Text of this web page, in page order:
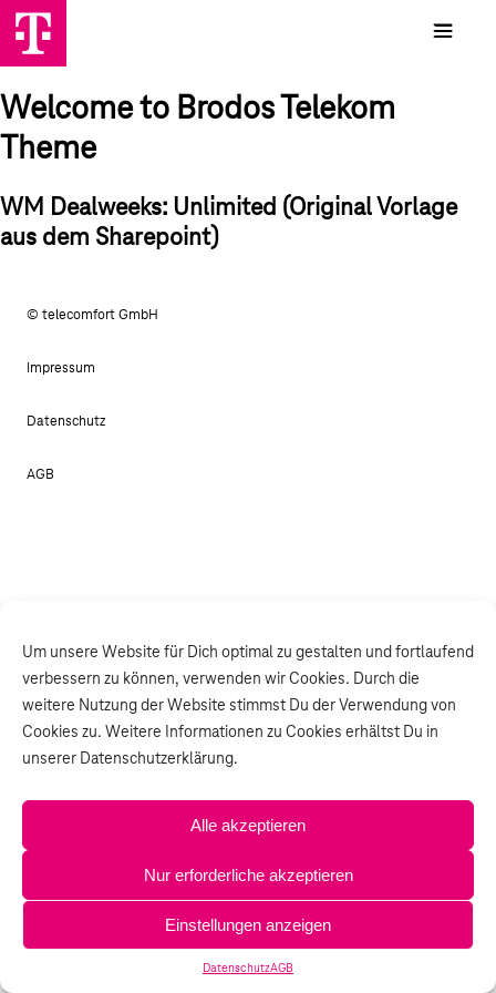
Um unsere Website für Dich optimal zu gestalten und fortlaufend
verbessern zu können, verwenden wir Cookies. Durch die
weitere Nutzung der Website stimmst Du der Verwendung von
Cookies zu. Weitere Informationen zu Cookies erhältst Du in
unserer Datenschutzerklärung.
Alle akzeptieren
Nur erforderliche akzeptieren
Einstellungen anzeigen
DatenschutzAGB
Welcome to Brodos Telekom
Theme
WM Dealweeks: Unlimited (Original Vorlage
aus dem Sharepoint)
© telecomfort GmbH
Impressum
Datenschutz
AGB